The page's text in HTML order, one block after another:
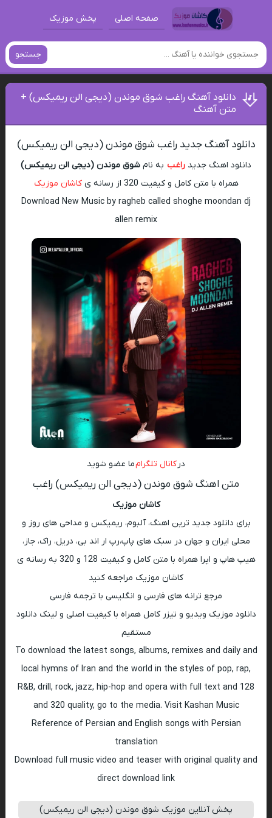
صفحه اصلی پخش موزیک
جستجو
دانلود آهنگ راغب شوق موندن (دیجی الن ریمیکس) +
متن آهنگ
دانلود آهنگ جدید راغب شوق موندن (دیجی الن ریمیکس)
دانلود اهنگ جدید راغب به نام شوق موندن (دیجی الن ریمیکس)
همراه با متن کامل و کیفیت 320 از رسانه ی
کاشان موزیک
Download New Music by ragheb called shoghe moondan dj
allen remix
در کانال تلگرامما عضو شوید
متن اهنگ شوق موندن (دیجی الن ریمیکس) راغب
کاشان موزیک
برای دانلود جدید ترین اهنگ، آلبوم، ریمیکس و مداحی های روز و
محلی ایران و جهان در سبک های پاپ،رپ ار اند بی، دریل، راک، جاز،
هیپ هاپ و اپرا همراه با متن کامل و کیفیت 128 و 320 به رسانه ی
کاشان موزیک مراجعه کنید
مرجع ترانه های فارسی و انگلیسی با ترجمه فارسی
دانلود موزیک ویدیو و تیزر کامل همراه با کیفیت اصلی و لینک دانلود
مستقیم
To download the latest songs, albums, remixes and daily and
local hymns of Iran and the world in the styles of pop, rap,
R&B, drill, rock, jazz, hip-hop and opera with full text and 128
and 320 quality, go to the media. Visit Kashan Music
Reference of Persian and English songs with Persian
translation
Download full music video and teaser with original quality and
direct download link
پخش آنلاین موزیک شوق موندن (دیجی الن ریمیکس)